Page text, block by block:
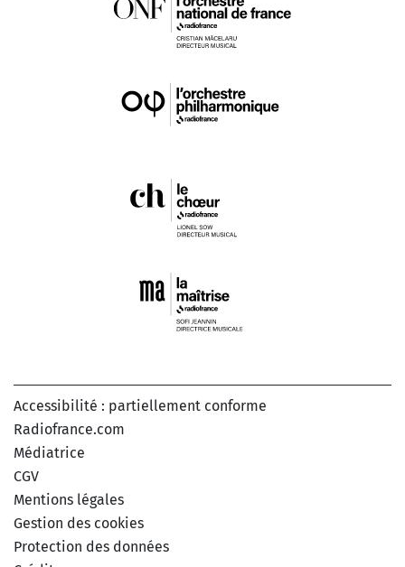
Accessibilité : partiellement conforme
Radiofrance.com
Médiatrice
CGV
Mentions légales
Gestion des cookies
Protection des données